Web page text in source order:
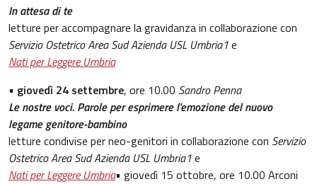
In attesa di te
letture per accompagnare la gravidanza in collaborazione con
Servizio Ostetrico Area Sud Azienda USL Umbria1e
Nati per Leggere Umbria
• giovedì 24 settembre, ore 10.00 Sandro Penna
Le nostre voci. Parole per esprimere l'emozione del nuovo
legame genitore-bambino
letture condivise per neo-genitori in collaborazione con Servizio
Ostetrico Area Sud Azienda USL Umbria1e
Nati per Leggere Umbria• giovedì 15 ottobre, ore 10.00 Arconi